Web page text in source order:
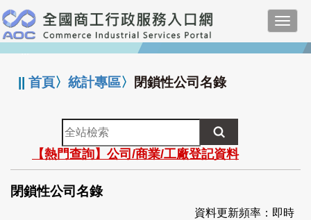
跳
到
主
要
:::
||首頁〉統計專區〉 閉鎖性公司名錄
全
站
檢
索
【熱門查詢】公司/商業/工廠登記資料
閉鎖性公司名錄
資料更新頻率：即時